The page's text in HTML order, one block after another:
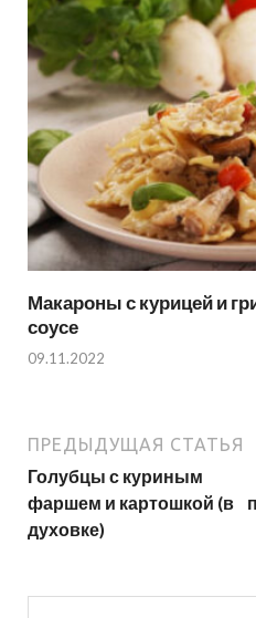
Макароны с курицей и
соусе
09.11.2022
ПРЕДЫДУЩАЯ СТАТЬЯ
Голубцы с куриным
фаршем и картошкой (в
духовке)